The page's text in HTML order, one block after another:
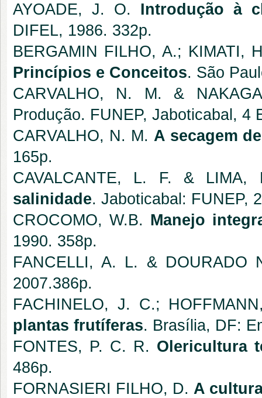
AYOADE, J. O. Introdução à
DIFEL, 1986. 332p.
BERGAMIN FILHO, A.; KIMATI,
Princípios e Conceitos. São
CARVALHO, N. M. &
Produção. FUNEP, Jaboticabal, 4
CARVALHO, N. M. A secagem
165p.
CAVALCANTE, L. F. &
salinidade. Jaboticabal: FUNEP,
CROCOMO, W.B. Manejo
1990. 358p.
FANCELLI, A. L. & DOURADO
2007.386p.
FACHINELO, J. C.;
plantas frutíferas. Brasília, DF:
FONTES, P. C. R. Olericultura
486p.
FORNASIERI FILHO, D. A